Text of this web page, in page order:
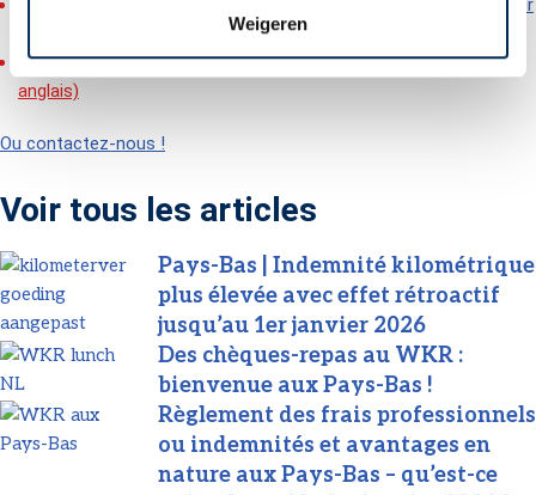
Weigeren
Frais professionnels aux Pays-Bas – Changements au 1er janvier
Formation intra-entreprise sur le WKR (en néerlandais et en
anglais)
Ou contactez-nous !
Voir tous les articles
Pays-Bas | Indemnité kilométrique
plus élevée avec effet rétroactif
jusqu’au 1er janvier 2026
Des chèques-repas au WKR :
bienvenue aux Pays-Bas !
Règlement des frais professionnels
ou indemnités et avantages en
nature aux Pays-Bas – qu’est-ce